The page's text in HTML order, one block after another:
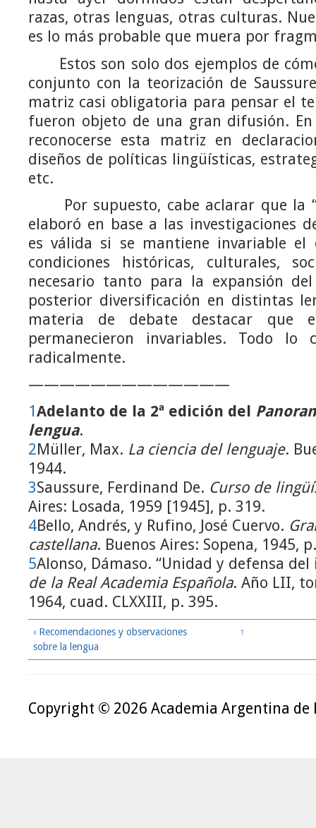
razas, otras lenguas, otras culturas.
es lo más probable que muera por
Estos son solo dos ejemplos de
conjunto con la teorización de
matriz casi obligatoria para pensar el
fueron objeto de una gran difusión.
reconocerse esta matriz en
diseños de políticas lingüísticas,
etc.
Por supuesto, cabe aclarar que la
elaboró en base a las investigaciones
es válida si se mantiene invariable el
condiciones históricas, culturales,
necesario tanto para la expansión
posterior diversificación en distintas
materia de debate destacar que
permanecieron invariables. Todo lo
radicalmente.
—————————————
1Adelanto de la 2ª edición del
lengua.
2Müller, Max. La ciencia del lenguaje.
1944.
3Saussure, Ferdinand De. Curso de
Aires: Losada, 1959 [1945], p. 319.
4Bello, Andrés, y Rufino, José Cuervo.
castellana. Buenos Aires: Sopena, 1945,
5Alonso, Dámaso. “Unidad y defensa
de la Real Academia Española. Año LII,
1964, cuad. CLXXIII, p. 395.
‹ Recomendaciones y observaciones
sobre la lengua
↑
Copyright © 2026 Academia Argentina de